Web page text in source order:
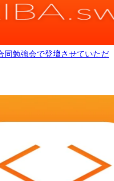
同勉強会で登壇させていただ